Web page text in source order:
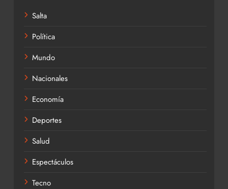
Salta
Política
Mundo
Nacionales
Economía
Deportes
Salud
Espectáculos
Tecno